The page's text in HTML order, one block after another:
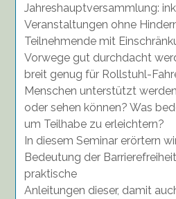
Jahreshauptversammlung:
Veranstaltungen ohne
Teilnehmende mit
Vorwege gut durchdacht
breit genug für Rollstuhl-
Menschen unterstützt
oder sehen können? Was
um Teilhabe zu erleichtern?
In diesem Seminar erörtern
Bedeutung der
praktische
Anleitungen dieser, damit